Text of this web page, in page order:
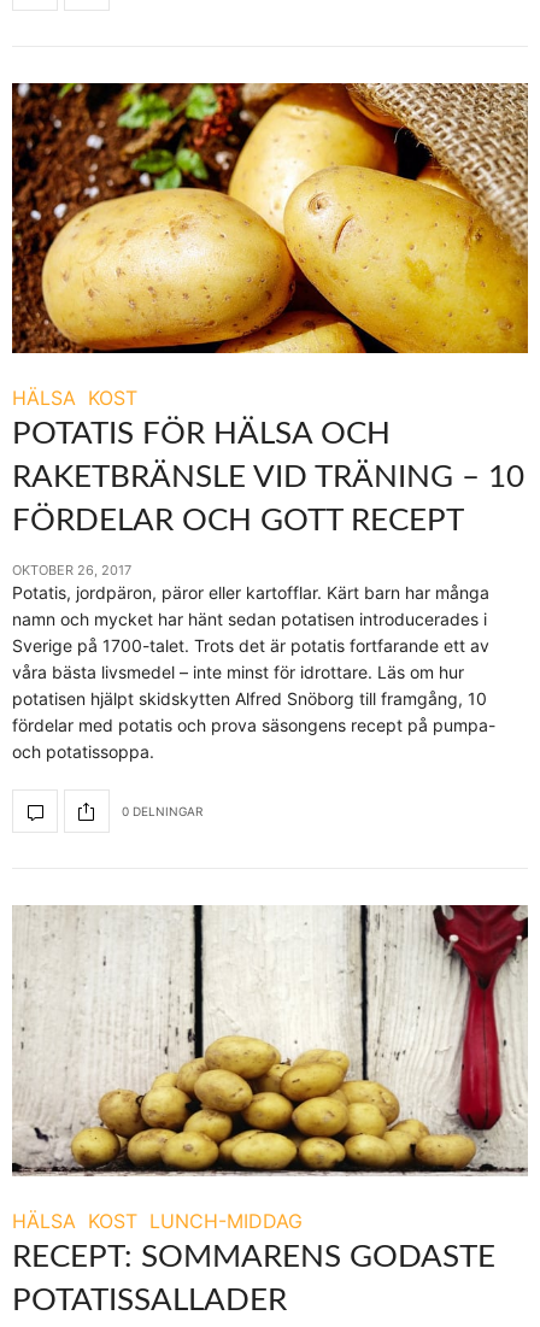
HÄLSA KOST
POTATIS FÖR HÄLSA OCH
RAKETBRÄNSLE VID TRÄNING – 10
FÖRDELAR OCH GOTT RECEPT
OKTOBER 26, 2017
Potatis, jordpäron, päror eller kartofflar. Kärt barn har många
namn och mycket har hänt sedan potatisen introducerades i
Sverige på 1700-talet. Trots det är potatis fortfarande ett av
våra bästa livsmedel – inte minst för idrottare. Läs om hur
potatisen hjälpt skidskytten Alfred Snöborg till framgång, 10
fördelar med potatis och prova säsongens recept på pumpa-
och potatissoppa.
0 DELNINGAR
HÄLSA KOST LUNCH-MIDDAG
RECEPT: SOMMARENS GODASTE
POTATISSALLADER